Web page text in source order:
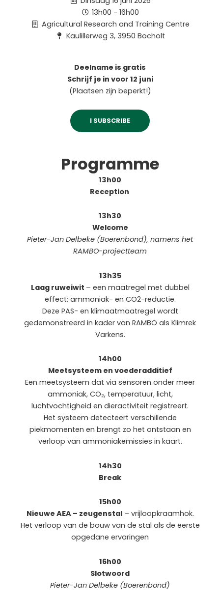
13h00 - 16h00
Agricultural Research and Training Centre
Kaulillerweg 3, 3950 Bocholt
Deelname is gratis
Schrijf je in voor 12 juni
(Plaatsen zijn beperkt!)
I SUBSCRIBE
Programme
13h00
Reception
13h30
Welcome
Pieter-Jan Delbeke (Boerenbond), namens het
RAMBO-projectteam
13h35
Laag ruweiwit – een maatregel met dubbel
effect: ammoniak- en CO2-reductie.
Deze PAS- en klimaatmaatregel wordt
gedemonstreerd in kader van RAMBO als Klimrek
Varkens.
14h00
Meetsysteem en voederadditief
Een meetsysteem dat via sensoren onder meer
ammoniak, CO₂, temperatuur, licht,
luchtvochtigheid en dieractiviteit registreert.
Het systeem detecteert verschillende
piekmomenten en brengt zo het ontstaan en
verloop van ammoniakemissies in kaart.
14h30
Break
15h00
Nieuwe AEA – zeugenstal– vrijloopkraamhok.
Het verloop van de bouw van de stal als de eerste
opgedane ervaringen
16h00
Slotwoord
Pieter-Jan Delbeke (Boerenbond)